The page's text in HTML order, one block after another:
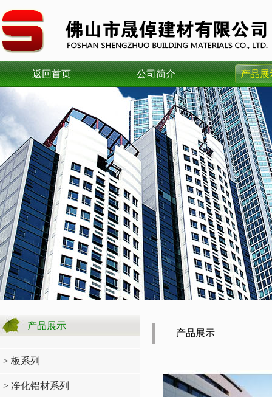
返回首页 公司简介 产品展
产品展示
> 板系列
> 净化铝材系列
产品展示